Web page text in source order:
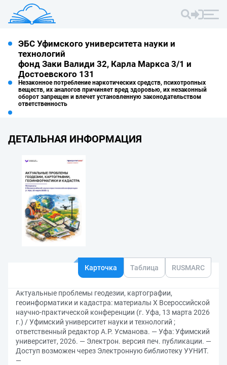
ЭБС Уфимского университета науки и
технологий
фонд Заки Валиди 32, Карла Маркса 3/1 и
Достоевского 131
Незаконное потребление наркотических средств, психотропных
веществ, их аналогов причиняет вред здоровью, их незаконный
оборот запрещен и влечет установленную законодательством
ответственность
ДЕТАЛЬНАЯ ИНФОРМАЦИЯ
Карточка Таблица RUSMARC
Актуальные проблемы геодезии, картографии,
геоинформатики и кадастра: материалы X Всероссийской
научно-практической конференции (г. Уфа, 13 марта 2026
г.) / Уфимский университет науки и технологий ;
ответственный редактор А.Р. Усманова. — Уфа: Уфимский
университет, 2026. — Электрон. версия печ. публикации. —
Доступ возможен через Электронную библиотеку УУНИТ.
—